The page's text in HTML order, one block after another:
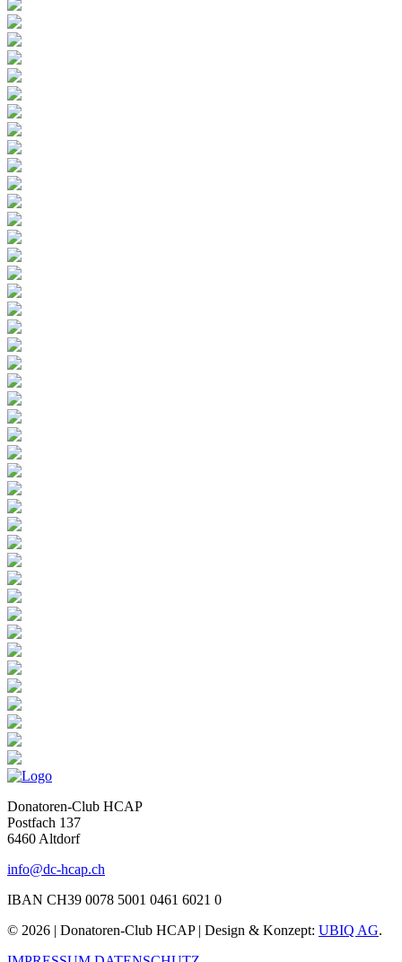
Donatoren-Club HCAP
Postfach 137
6460 Altdorf
info@dc-hcap.ch
IBAN CH39 0078 5001 0461 6021 0
© 2026 | Donatoren-Club HCAP | Design & Konzept: UBIQ AG.